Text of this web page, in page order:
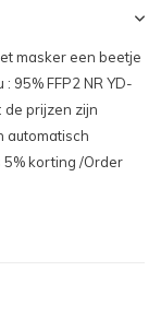
masker een beetje
95% FFP2 NR YD-
de prijzen zijn
automatisch
korting /Order